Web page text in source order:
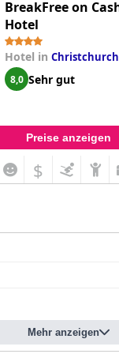
BreakFree on
Hotel
Hotel in Christchurch
8,0 Sehr gut
Preise anzeigen
$
Mehr anzeigen